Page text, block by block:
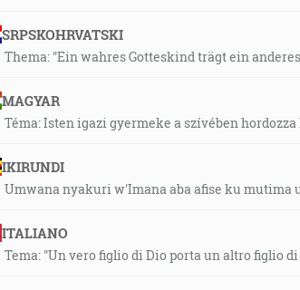
SRPSKOHRVATSKI
Thema: "Ein wahres Gotteskind trägt ein
MAGYAR
Téma: Isten igazi gyermeke a szívében
IKIRUNDI
Umwana nyakuri w'Imana aba afise ku
ITALIANO
Tema: "Un vero figlio di Dio porta un altro figlio